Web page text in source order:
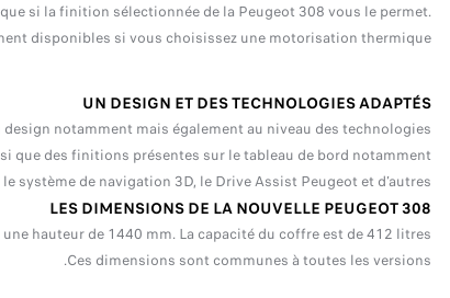
si la finition sélectionnée de la Peugeot 308 vous le permet.
disponibles si vous choisissez une motorisation thermique.
UN DESIGN ET DES TECHNOLOGIES ADAPTÉS
notamment mais également au niveau des technologies.
que des finitions présentes sur le tableau de bord notamment.
de navigation 3D, le Drive Assist Peugeot et d’autres.
LES DIMENSIONS DE LA NOUVELLE PEUGEOT 308
hauteur de 1440 mm. La capacité du coffre est de 412 litres.
Ces dimensions sont communes à toutes les versions.